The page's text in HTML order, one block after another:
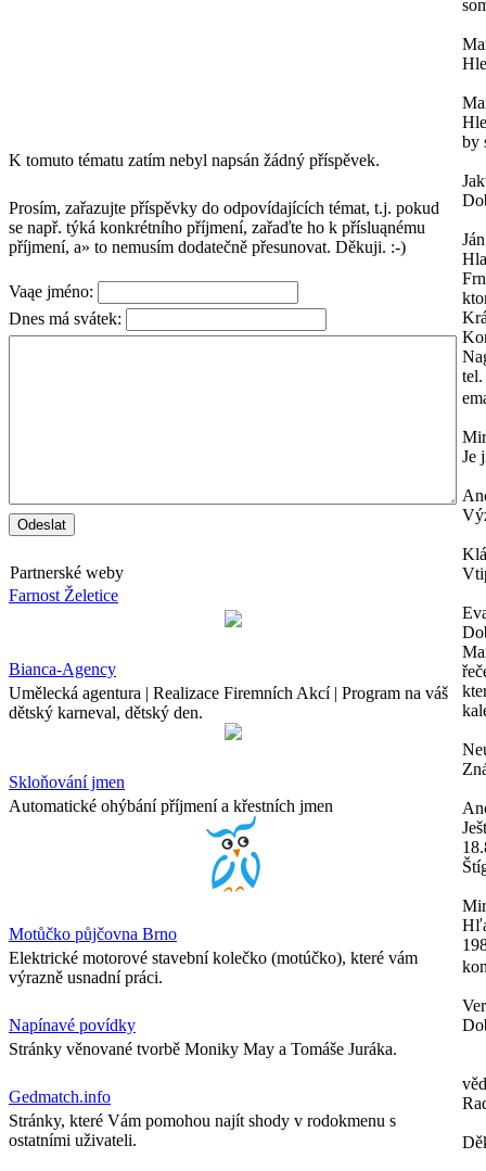
K tomuto tématu zatím nebyl napsán žádný příspěvek.
Prosím, zařazujte příspěvky do odpovídajících témat, t.j. pokud
se např. týká konkrétního příjmení, zařaďte ho k přísluąnému
příjmení, a» to nemusím dodatečně přesunovat. Děkuji. :-)
Vaąe jméno:
Dnes má svátek:
Partnerské weby
Farnost Želetice
Bianca-Agency
Umělecká agentura | Realizace Firemních Akcí | Program na váš
dětský karneval, dětský den.
Skloňování jmen
Automatické ohýbání příjmení a křestních jmen
Motůčko půjčovna Brno
Elektrické motorové stavební kolečko (motúčko), které vám
výrazně usnadní práci.
Napínavé povídky
Stránky věnované tvorbě Moniky May a Tomáše Juráka.
Gedmatch.info
Stránky, které Vám pomohou najít shody v rodokmenu s
ostatními uživateli.
by
Ján
Je